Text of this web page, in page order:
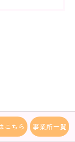
こちら 事業所一覧